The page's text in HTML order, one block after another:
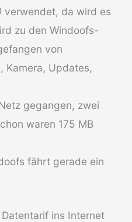
verwendet, da wird es
zu den Windoofs-
von
Kamera, Updates,
gegangen, zwei
waren 175 MB
fährt gerade ein
ins Internet